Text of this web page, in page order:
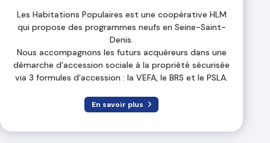
Les Habitations Populaires est une coopérative HLM
qui propose des programmes neufs en Seine-Saint-
Denis.
Nous accompagnons les futurs acquéreurs dans une
démarche d’accession sociale à la propriété sécurisée
via 3 formules d’accession : la VEFA, le BRS et le PSLA.
En savoir plus